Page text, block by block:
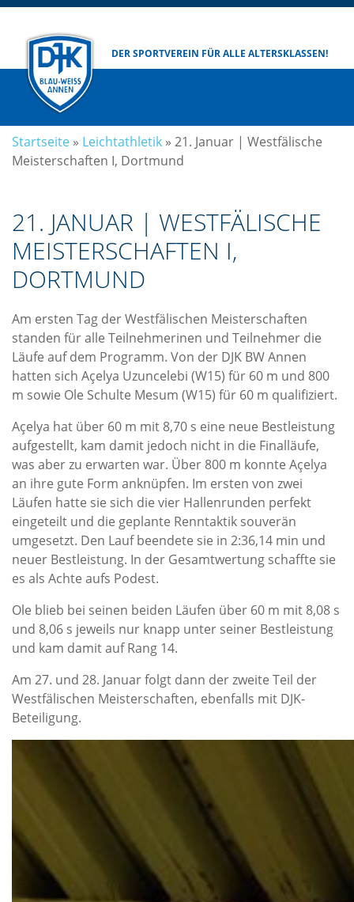
DER SPORTVEREIN FÜR ALLE ALTERSKLASSEN!
Startseite » Leichtathletik » 21. Januar | Westfälische
Meisterschaften I, Dortmund
21. JANUAR | WESTFÄLISCHE
MEISTERSCHAFTEN I,
DORTMUND
Am ersten Tag der Westfälischen Meisterschaften
standen für alle Teilnehmerinen und Teilnehmer die
Läufe auf dem Programm. Von der DJK BW Annen
hatten sich Açelya Uzuncelebi (W15) für 60 m und 800
m sowie Ole Schulte Mesum (W15) für 60 m qualifiziert.
Açelya hat über 60 m mit 8,70 s eine neue Bestleistung
aufgestellt, kam damit jedoch nicht in die Finalläufe,
was aber zu erwarten war. Über 800 m konnte Açelya
an ihre gute Form anknüpfen. Im ersten von zwei
Läufen hatte sie sich die vier Hallenrunden perfekt
eingeteilt und die geplante Renntaktik souverän
umgesetzt. Den Lauf beendete sie in 2:36,14 min und
neuer Bestleistung. In der Gesamtwertung schaffte sie
es als Achte aufs Podest.
Ole blieb bei seinen beiden Läufen über 60 m mit 8,08 s
und 8,06 s jeweils nur knapp unter seiner Bestleistung
und kam damit auf Rang 14.
Am 27. und 28. Januar folgt dann der zweite Teil der
Westfälischen Meisterschaften, ebenfalls mit DJK-
Beteiligung.